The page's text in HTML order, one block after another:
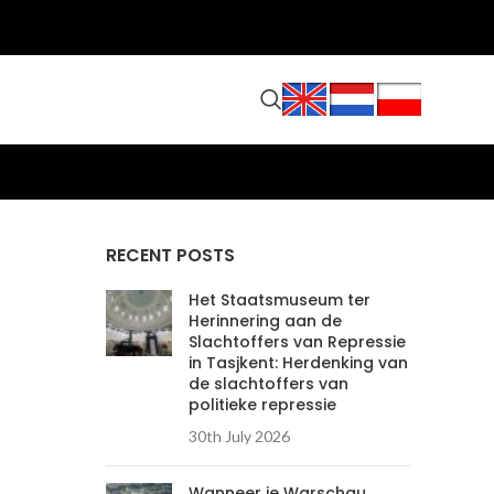
RECENT POSTS
Het Staatsmuseum ter
Herinnering aan de
Slachtoffers van Repressie
in Tasjkent: Herdenking van
de slachtoffers van
politieke repressie
30th July 2026